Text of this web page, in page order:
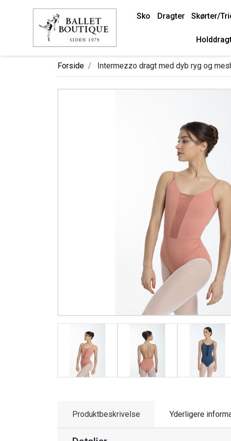
Sko Dragter Skørter/
Forside Intermezzo dragt med dyb ryg og
Produktbeskrivelse Yderligere